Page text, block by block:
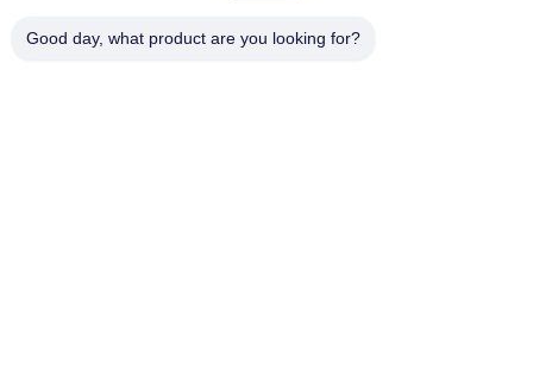
Good day, what product are you looking for?